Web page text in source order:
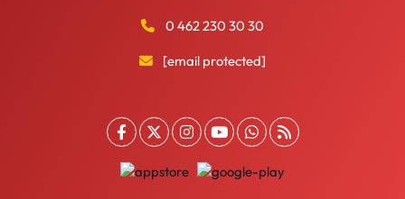
0 462 230 30 30
[email protected]